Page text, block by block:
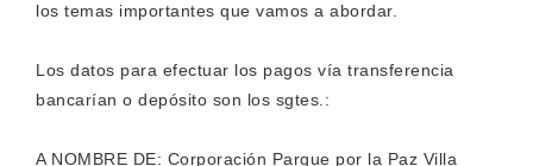
los temas importantes que vamos a abordar.
Los datos para efectuar los pagos vía transferencia
bancarían o depósito son los sgtes.:
A NOMBRE DE: Corporación Parque por la Paz Villa